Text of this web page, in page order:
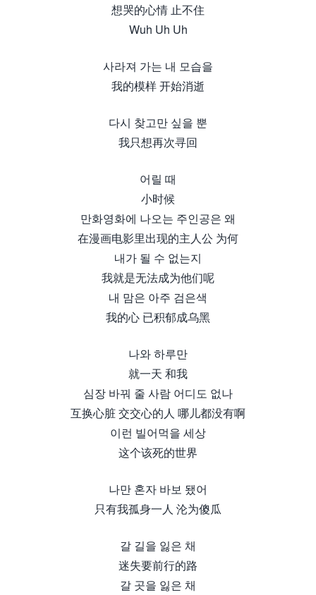
想哭的心情 止不住
Wuh Uh Uh
사라져 가는 내 모습을
我的模样 开始消逝
다시 찾고만 싶을 뿐
我只想再次寻回
어릴 때
小时候
만화영화에 나오는 주인공은 왜
在漫画电影里出现的主人公 为何
내가 될 수 없는지
我就是无法成为他们呢
내 맘은 아주 검은색
我的心 已积郁成乌黑
나와 하루만
就一天 和我
심장 바꿔 줄 사람 어디도 없나
互换心脏 交交心的人 哪儿都没有啊
이런 빌어먹을 세상
这个该死的世界
나만 혼자 바보 됐어
只有我孤身一人 沦为傻瓜
갈 길을 잃은 채
迷失要前行的路
갈 곳을 잃은 채